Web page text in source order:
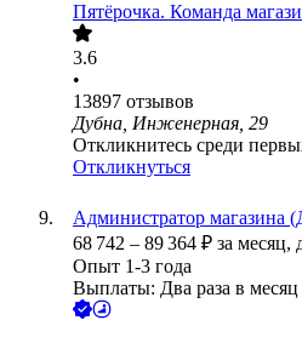
Пятёрочка. Команда
3.6
•
13897 отзывов
Дубна, Инженерная, 29
Откликнитесь среди
Откликнуться
Администратор магазина
68 742 – 89 364 ₽ за месяц,
Опыт 1-3 года
Выплаты: Два раза в месяц